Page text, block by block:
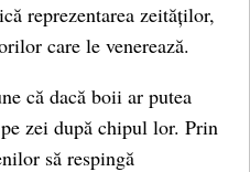
reprezentarea zeităților,
care le venerează.
că dacă boii ar putea
zei după chipul lor. Prin
să respingă